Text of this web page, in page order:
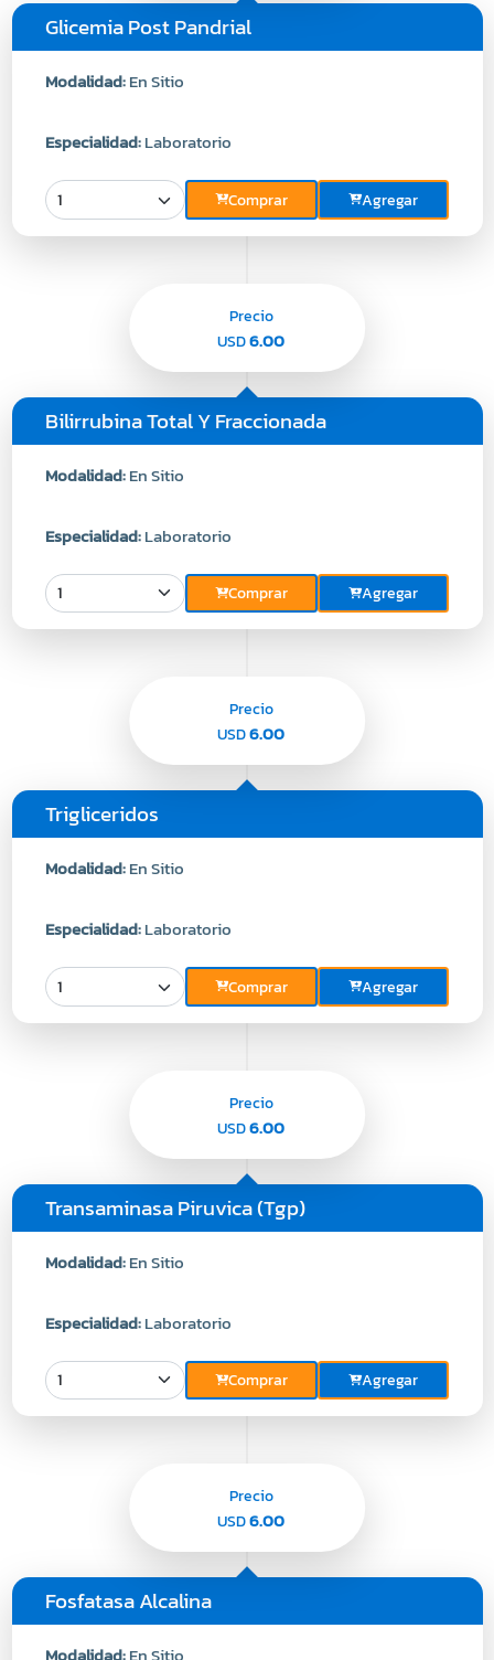
Glicemia Post Pandrial
Modalidad:En Sitio
Especialidad:Laboratorio
Comprar Agregar
Bilirrubina Total Y Fraccionada
Modalidad:En Sitio
Especialidad:Laboratorio
Comprar Agregar
Precio
USD6.00
Trigliceridos
Modalidad:En Sitio
Especialidad:Laboratorio
Comprar Agregar
Precio
USD6.00
Transaminasa Piruvica (Tgp)
Modalidad:En Sitio
Especialidad:Laboratorio
Comprar Agregar
Precio
USD6.00
Fosfatasa Alcalina
Precio
USD6.00